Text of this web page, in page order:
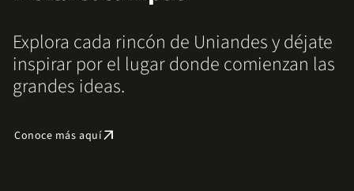
Explora cada rincón de Uniandes y déjate
inspirar por el lugar donde comienzan las
grandes ideas.
Conoce más aquíarrow_outward